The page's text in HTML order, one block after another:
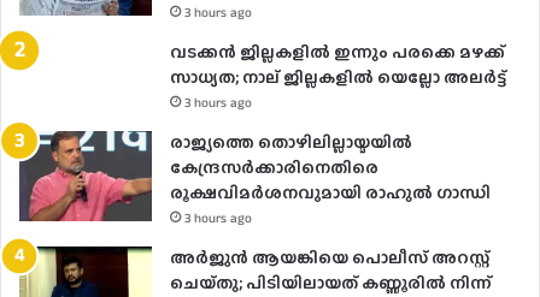
3 hours ago
വടക്കൻ ജില്ലകളിൽ ഇന്നും പരക്കെ മഴക്ക്
സാധ്യത; നാല് ജില്ലകളിൽ യെല്ലോ അലർട്ട്
3 hours ago
രാജ്യത്തെ തൊഴിലില്ലായ്മയിൽ
കേന്ദ്രസർക്കാരിനെതിരെ
രൂക്ഷവിമർശനവുമായി രാഹുൽ ഗാന്ധി
3 hours ago
അർജുൻ ആയങ്കിയെ പൊലീസ് അറസ്റ്റ്
ചെയ്‌തു; പിടിയിലായത് കണ്ണൂരിൽ നിന്ന്